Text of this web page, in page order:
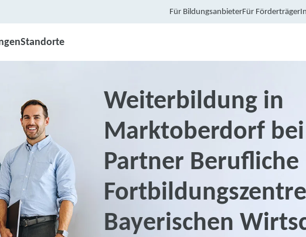
Für BildungsanbieterFür Förderträger
Standorte
Weiterbildung in
Marktoberdorf
Partner Berufliche
Bayerischen